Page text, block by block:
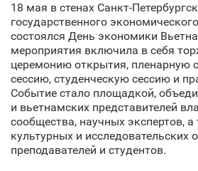
18 мая в стенах
государственного
состоялся День экономики
мероприятия включила в себя
церемонию открытия, пленарную
сессию, студенческую сессию и
Событие стало площадкой,
и вьетнамских представителей
сообщества, научных экспертов,
культурных и исследовательских
преподавателей и студентов.